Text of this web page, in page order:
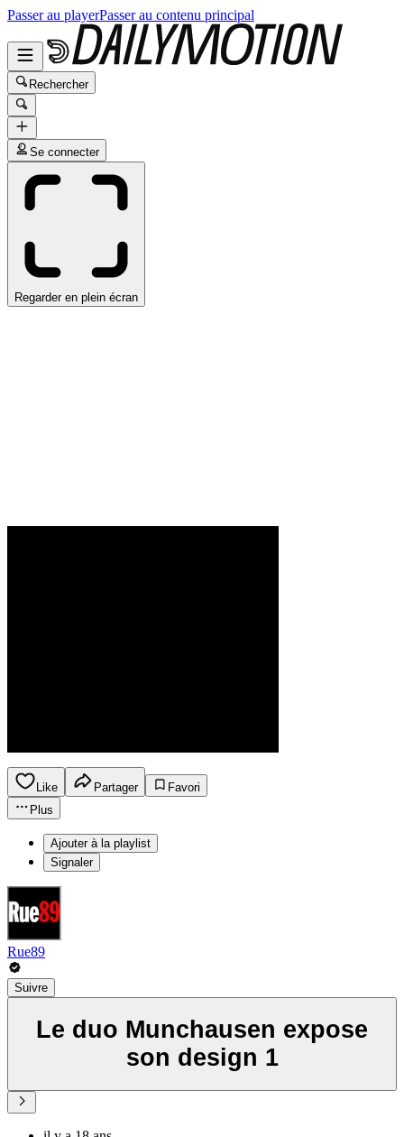
Passer au playerPasser au contenu principal
Rechercher
Se connecter
Regarder en plein écran
Like Partager
Favori
Plus
Ajouter à la playlist
Signaler
Rue89
Suivre
Le duo Munchausen expose
son design 1